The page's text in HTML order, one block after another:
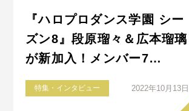
『ハロプロダンス学園 シー
ズン8』段原瑠々＆広本瑠璃
が新加入！メンバー7…
特集・インタビュー 2022年10月13日